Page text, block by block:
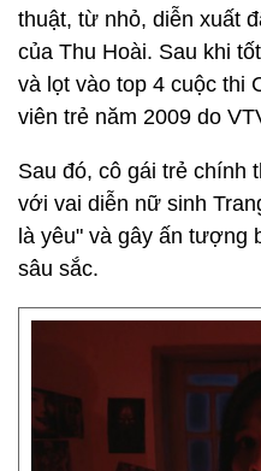
thuật, từ nhỏ, diễn xuất
của Thu Hoài. Sau khi
và lọt vào top 4 cuộc thi
viên trẻ năm 2009 do
Sau đó, cô gái trẻ chính
với vai diễn nữ sinh
là yêu" và gây ấn tượng
sâu sắc.